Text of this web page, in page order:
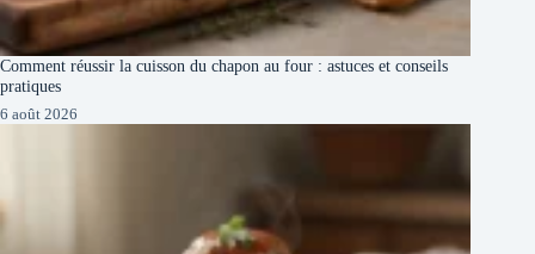
Comment réussir la cuisson du chapon au four : astuces et conseils
pratiques
6 août 2026